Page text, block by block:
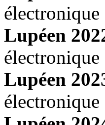
électronique
Lupéen
électronique
Lupéen
électronique